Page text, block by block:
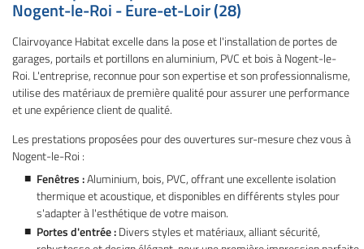
Une
Nogent-le-Roi - Eure-et-Loir (28)
Clairvoyance Habitat excelle dans la pose et l'installation de portes de
garages, portails et portillons en aluminium, PVC et bois à Nogent-le-
Roi. L'entreprise, reconnue pour son expertise et son professionnalisme,
utilise des matériaux de première qualité pour assurer une performance
et une expérience client de qualité.
Les prestations proposées pour des ouvertures sur-mesure chez vous à
Nogent-le-Roi :
Fenêtres :Aluminium, bois, PVC, offrant une excellente isolation
thermique et acoustique, et disponibles en différents styles pour
s'adapter à l'esthétique de votre maison.
Portes d'entrée :Divers styles et matériaux, alliant sécurité,